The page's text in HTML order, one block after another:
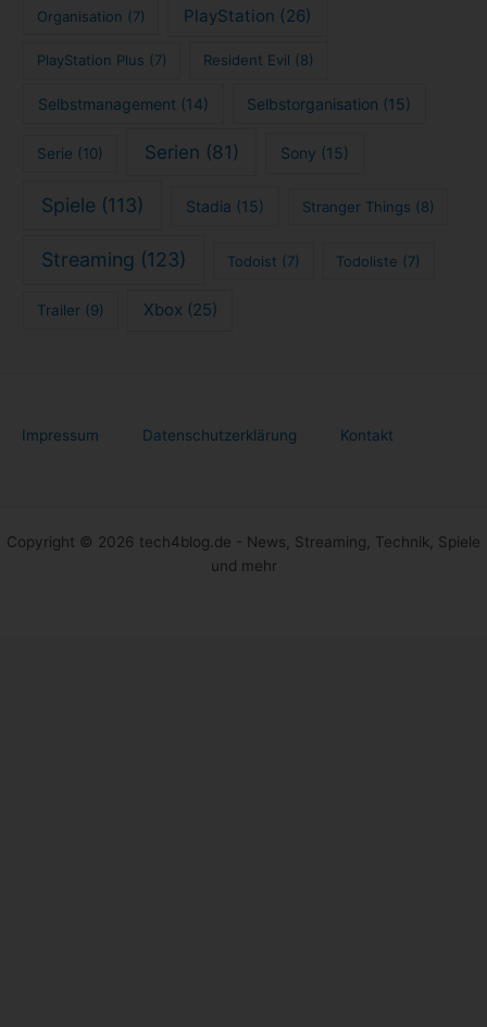
Organisation (7) PlayStation (26)
PlayStation Plus (7) Resident Evil (8)
Selbstmanagement (14) Selbstorganisation (15)
Serie (10) Serien (81) Sony (15)
Spiele (113) Stadia (15) Stranger Things (8)
Streaming (123) Todoist (7) Todoliste (7)
Trailer (9) Xbox (25)
Impressum Datenschutzerklärung Kontakt
Copyright © 2026 tech4blog.de - News, Streaming, Technik, Spiele
und mehr